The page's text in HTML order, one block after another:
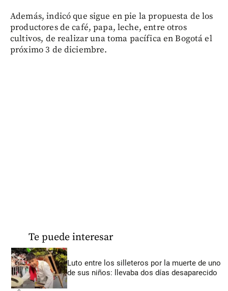
Además, indicó que sigue en pie la propuesta de los
productores de café, papa, leche, entre otros
cultivos, de realizar una toma pacífica en Bogotá el
próximo 3 de diciembre.
Te puede interesar
Luto entre los silleteros por la muerte de uno
de sus niños: llevaba dos días desaparecido